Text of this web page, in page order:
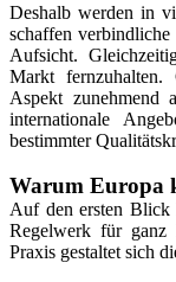
Deshalb werden in
schaffen verbindliche
Aufsicht.
Markt
Aspekt zunehmend
internationale
bestimmter
Warum Europa
Auf den ersten Blick
Regelwerk für ganz
Praxis gestaltet sich